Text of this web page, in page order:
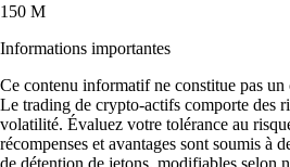
150 M
Informations importantes
Ce contenu informatif ne constitue pas un
Le trading de crypto-actifs comporte des
volatilité. Évaluez votre tolérance au
récompenses et avantages sont soumis à
de détention de jetons, modifiables selon